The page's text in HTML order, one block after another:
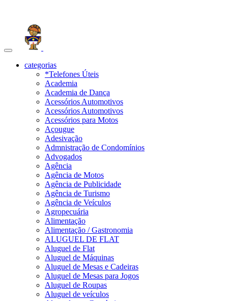
Toggle
navigationcategorias
*Telefones Úteis
Academia
Academia de Dança
Acessórios Automotivos
Acessórios Automotivos
Acessórios para Motos
Açougue
Adesivação
Admnistração de Condomínios
Advogados
Agência
Agência de Motos
Agência de Publicidade
Agência de Turismo
Agência de Veículos
Agropecuária
Alimentação
Alimentação / Gastronomia
ALUGUEL DE FLAT
Aluguel de Flat
Aluguel de Máquinas
Aluguel de Mesas e Cadeiras
Aluguel de Mesas para Jogos
Aluguel de Roupas
Aluguel de veículos